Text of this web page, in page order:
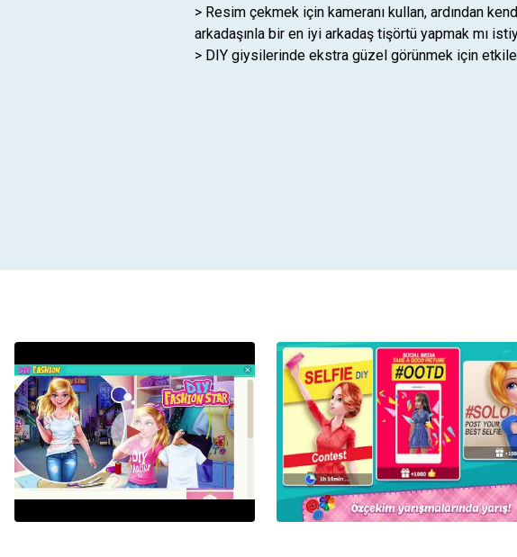
> Resim çekmek için kameranı kullan, ardından
arkadaşınla bir en iyi arkadaş tişörtü yapmak mı
> DIY giysilerinde ekstra güzel görünmek için